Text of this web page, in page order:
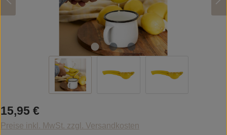
Regulärer Preis:
15,95 €
Preise inkl. MwSt. zzgl. Versandkosten